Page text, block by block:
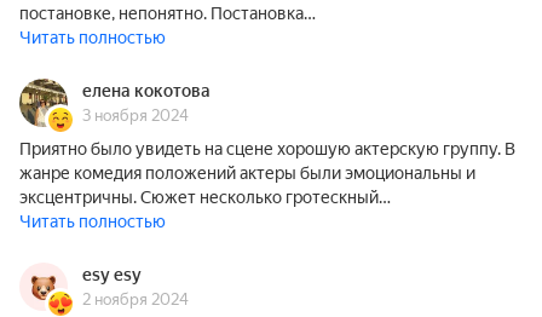
постановке, непонятно. Постановка…
Читать полностью
елена кокотова
3 ноября 2024
Приятно было увидеть на сцене хорошую актерскую группу. В
жанре комедия положений актеры были эмоциональны и
эксцентричны. Сюжет несколько гротескный…
Читать полностью
esy esy
2 ноября 2024